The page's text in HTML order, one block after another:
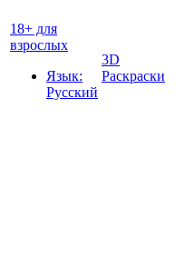
18+ для
взрослых
Язык:
Русский
3D
Раскраски